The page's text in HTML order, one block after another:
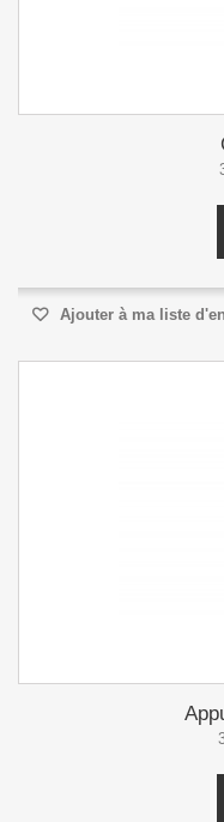
Ajouter à ma liste